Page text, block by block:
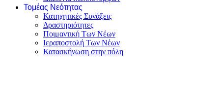
Τομέας Νεότητας
Κατηχητικές Συνάξεις
Δραστηριότητες
Ποιμαντική Των Νέων
Ιεραποστολή Των Νέων
Κατασκήνωση στην πόλη